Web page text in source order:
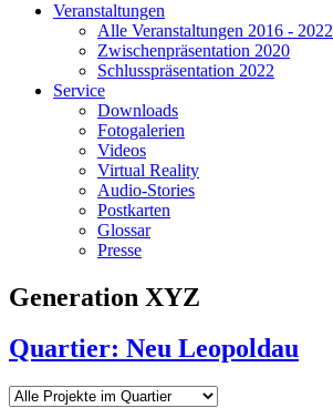
Veranstaltungen
Alle Veranstaltungen 2016 - 2022
Zwischenpräsentation 2020
Schlusspräsentation 2022
Service
Downloads
Fotogalerien
Videos
Virtual Reality
Audio-Stories
Postkarten
Glossar
Presse
Generation XYZ
Quartier: Neu Leopoldau